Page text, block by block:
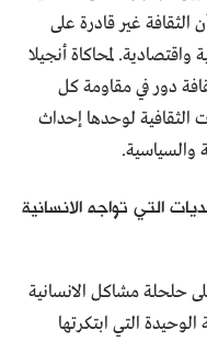
غير قادرة على
لمحاكاة أنجيلا
دور في مقاومة كل
الثقافية لوحدها إحداث
والسياسية.
التي تواجه الانسانية
حلحلة مشاكل الانسانية
التي ابتكرتها